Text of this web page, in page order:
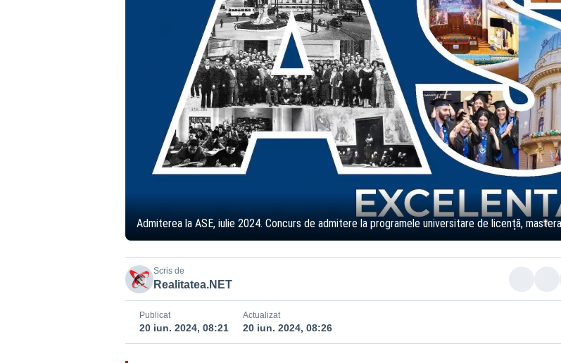
Admiterea la ASE, iulie 2024. Concurs de admitere la programele universitare de licență,
Scris de
Realitatea.NET
Publicat
20 iun. 2024, 08:21
Actualizat
20 iun. 2024, 08:26